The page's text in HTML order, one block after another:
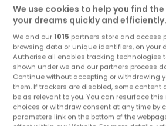
Sie haben keine Immobilien
interessieren? Diese
We use cookies to help you find
your dreams quickly and efficiently.
We and our 1015 partners store and access
browsing data or unique identifiers, on your
Authorise all enables tracking technologies
shown under we and our partners process
Continue without accepting or withdrawing
them. If trackers are disabled, some content
be as relevant to you. You can resurface
choices or withdraw consent at any time by
parameters link on the bottom of the